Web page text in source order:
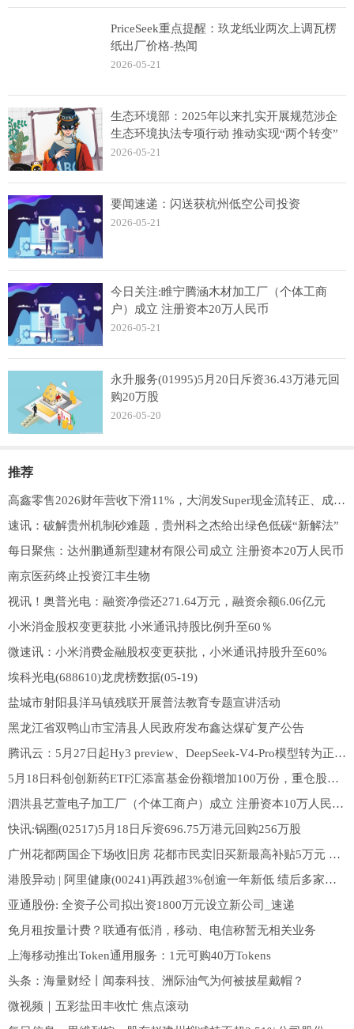
PriceSeek重点提醒：玖龙纸业两次上调瓦楞
纸出厂价格-热闻
2026-05-21
生态环境部：2025年以来扎实开展规范涉企
生态环境执法专项行动 推动实现“两个转变”
2026-05-21
要闻速递：闪送获杭州低空公司投资
2026-05-21
今日关注:睢宁腾涵木材加工厂（个体工商
户）成立 注册资本20万人民币
2026-05-21
永升服务(01995)5月20日斥资36.43万港元回
购20万股
2026-05-20
推荐
高鑫零售2026财年营收下滑11%，大润发Super现金流转正、成为扩张主力
速讯：破解贵州机制砂难题，贵州科之杰给出绿色低碳“新解法”
每日聚焦：达州鹏通新型建材有限公司成立 注册资本20万人民币
南京医药终止投资江丰生物
视讯！奥普光电：融资净偿还271.64万元，融资余额6.06亿元
小米消金股权变更获批 小米通讯持股比例升至60％
微速讯：小米消费金融股权变更获批，小米通讯持股升至60%
埃科光电(688610)龙虎榜数据(05-19)
盐城市射阳县洋马镇残联开展普法教育专题宣讲活动
黑龙江省双鸭山市宝清县人民政府发布鑫达煤矿复产公告
腾讯云：5月27日起Hy3 preview、DeepSeek-V4-Pro模型转为正式商用服务_消息
5月18日科创创新药ETF汇添富基金份额增加100万份，重仓股百济神州、艾力斯、百利天恒
泗洪县艺萱电子加工厂（个体工商户）成立 注册资本10万人民币-简讯
快讯:锅圈(02517)5月18日斥资696.75万港元回购256万股
广州花都两国企下场收旧房 花都市民卖旧买新最高补贴5万元 观速讯
港股异动 | 阿里健康(00241)再跌超3%创逾一年新低 绩后多家大行下调目标价
亚通股份: 全资子公司拟出资1800万元设立新公司_速递
免月租按量计费？联通有低消，移动、电信称暂无相关业务
上海移动推出Token通用服务：1元可购40万Tokens
头条：海量财经丨闻泰科技、洲际油气为何被披星戴帽？
微视频｜五彩盐田丰收忙 焦点滚动